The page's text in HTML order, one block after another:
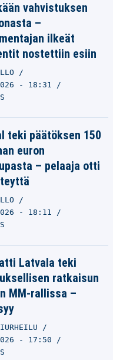
vahvistuksen
–
ilkeät
nostettiin esiin
- 18:31
teki päätöksen 150
euron
– pelaaja otti
- 18:11
Latvala teki
ratkaisun
MM-rallissa –
- 17:50